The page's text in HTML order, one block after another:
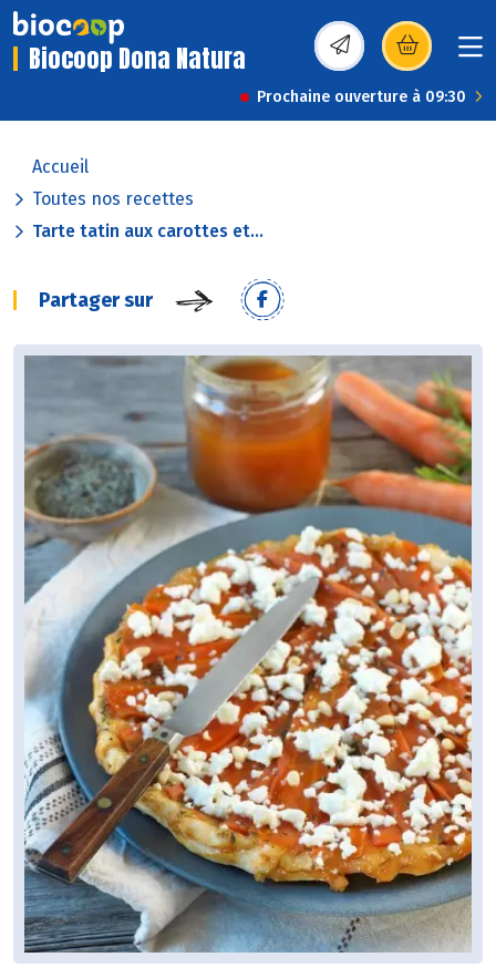
Biocoop Dona Natura (s’ouvre dans une
Prochaine ouverture à 09:30
Accueil
Toutes nos recettes
Tarte tatin aux carottes et...
Partager sur